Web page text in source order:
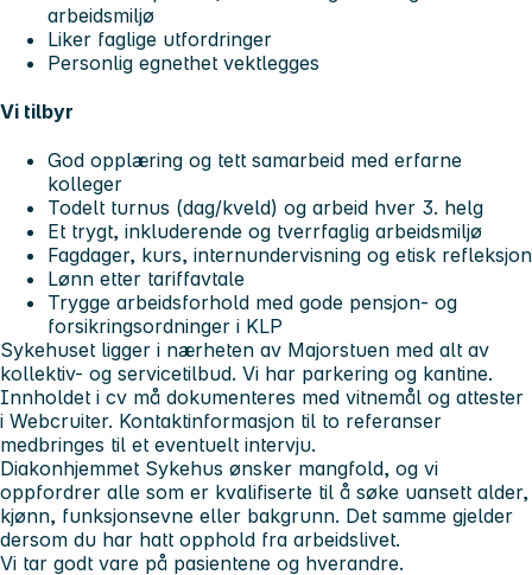
arbeidsmiljø
Liker faglige utfordringer
Personlig egnethet vektlegges
Vi tilbyr
God opplæring og tett samarbeid med erfarne
kolleger
Todelt turnus (dag/kveld) og arbeid hver 3. helg
Et trygt, inkluderende og tverrfaglig arbeidsmiljø
Fagdager, kurs, internundervisning og etisk refleksjon
Lønn etter tariffavtale
Trygge arbeidsforhold med gode pensjon- og
forsikringsordninger i KLP
Sykehuset ligger i nærheten av Majorstuen med alt av
kollektiv- og servicetilbud. Vi har parkering og kantine.
Innholdet i cv må dokumenteres med vitnemål og attester
i Webcruiter. Kontaktinformasjon til to referanser
medbringes til et eventuelt intervju.
Diakonhjemmet Sykehus ønsker mangfold, og vi
oppfordrer alle som er kvalifiserte til å søke uansett alder,
kjønn, funksjonsevne eller bakgrunn. Det samme gjelder
dersom du har hatt opphold fra arbeidslivet.
Vi tar godt vare på pasientene og hverandre.